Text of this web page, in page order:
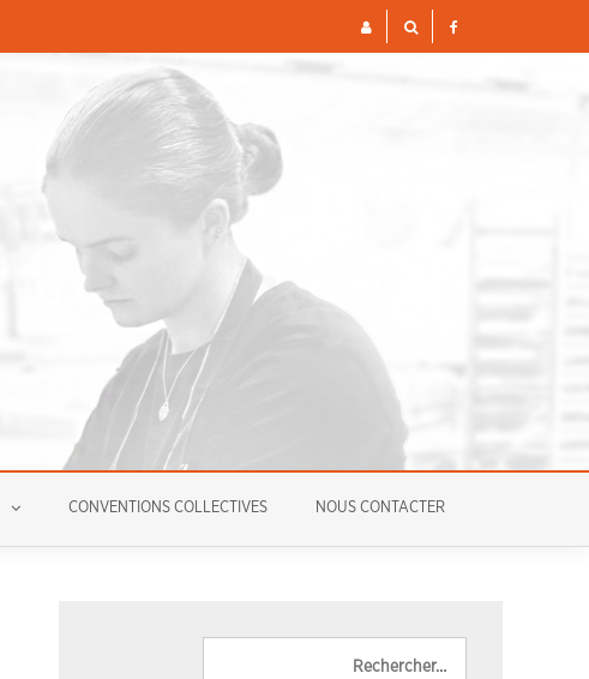
CONVENTIONS COLLECTIVES NOUS CONTACTER